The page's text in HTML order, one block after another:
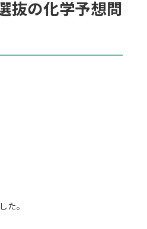
抜の化学予想問
た。